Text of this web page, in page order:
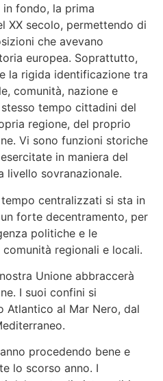
in fondo, la prima
XX secolo, permettendo di
che avevano
europea. Soprattutto,
la rigida identificazione tra
comunità, nazione e
tempo cittadini del
regione, del proprio
Vi sono funzioni storiche
in maniera del
livello sovranazionale.
centralizzati si sta in
forte decentramento, per
politiche e le
regionali e locali.
Unione abbraccerà
I suoi confini si
Atlantico al Mar Nero, dal
procedendo bene e
lo scorso anno. I